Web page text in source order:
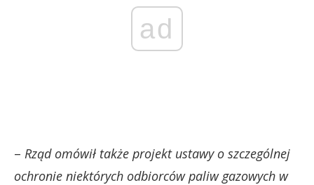
ad
– Rząd omówił także projekt ustawy o szczególnej
ochronie niektórych odbiorców paliw gazowych w